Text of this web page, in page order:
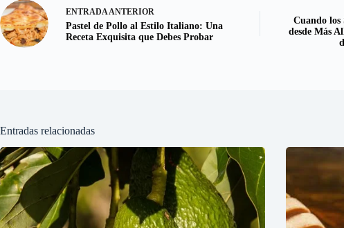
ENTRADA ANTERIOR
Pastel de Pollo al Estilo Italiano: Una
Receta Exquisita que Debes Probar
Cuando los
desde Más
Entradas relacionadas